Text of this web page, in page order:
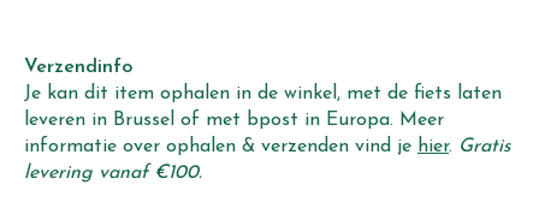
Verzendinfo
Je kan dit item ophalen in de winkel, met de fiets laten
leveren in Brussel of met bpost in Europa. Meer
informatie over ophalen & verzenden vind je hier. Gratis
levering vanaf €100.